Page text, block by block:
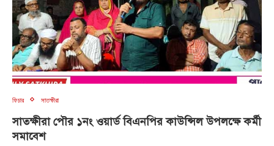
ফিচার সাতক্ষীরা
সাতক্ষীরা পৌর ১নং ওয়ার্ড বিএনপির কাউন্সিল উপলক্ষে কর্মী
সমাবেশ